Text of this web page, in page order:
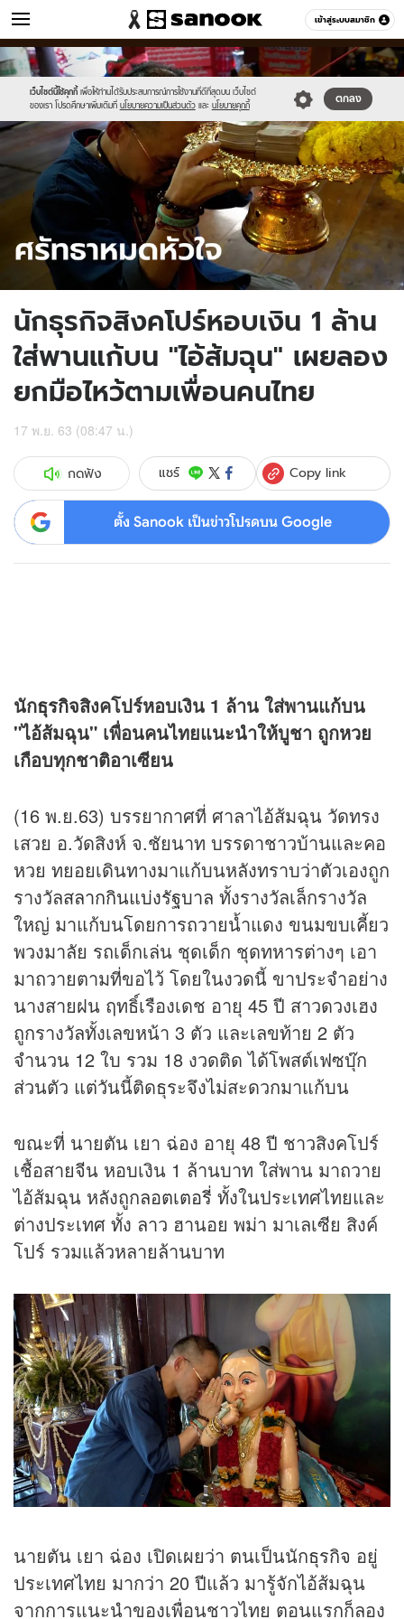
เข้าสู่ระบบสมาชิก
ข่าว หมวดอื่นๆ
เว็บไซต์นี้ใช้คุกกี้ เพื่อให้ท่านได้รับประสบการณ์การใช้งานที่ดีที่สุดบน เว็บไซต์
ของเรา โปรดศึกษาเพิ่มเติมที่ นโยบายความเป็นส่วนตัว และ นโยบายคุกกี้
ตกลง
Sanook
//s.isanook.com/sr/0/images/logo-
new-
sanook.png
600
60
//s.isanook.com/ns/0/ud/1659/8298174/somchun.jpg
นักธุรกิจสิงคโปร์หอบเงิน 1 ล้าน
ใส่พานแก้บน "ไอ้ส้มฉุน" เผยลอง
ยกมือไหว้ตามเพื่อนคนไทย
17 พ.ย. 63 (08:47 น.)
กดฟัง แชร์ Copy link
ตั้ง Sanook เป็นข่าวโปรดบน Google
นักธุรกิจสิงคโปร์หอบเงิน 1 ล้าน ใส่พานแก้บน
"ไอ้ส้มฉุน" เพื่อนคนไทยแนะนำให้บูชา ถูกหวย
เกือบทุกชาติอาเซียน
(16 พ.ย.63) บรรยากาศที่ ศาลาไอ้ส้มฉุน วัดทรง
เสวย อ.วัดสิงห์ จ.ชัยนาท บรรดาชาวบ้านและคอ
หวย ทยอยเดินทางมาแก้บนหลังทราบว่าตัวเองถูก
รางวัลสลากกินแบ่งรัฐบาล ทั้งรางวัลเล็กรางวัล
ใหญ่ มาแก้บนโดยการถวายน้ำแดง ขนมขบเคี้ยว
พวงมาลัย รถเด็กเล่น ชุดเด็ก ชุดทหารต่างๆ เอา
มาถวายตามที่ขอไว้ โดยในงวดนี้ ขาประจำอย่าง
นางสายฝน ฤทธิ์เรืองเดช อายุ 45 ปี สาวดวงเฮง
ถูกรางวัลทั้งเลขหน้า 3 ตัว และเลขท้าย 2 ตัว
จำนวน 12 ใบ รวม 18 งวดติด ได้โพสต์เฟซบุ๊ก
ส่วนตัว แต่วันนี้ติดธุระจึงไม่สะดวกมาแก้บน
ขณะที่ นายตัน เยา ฉ่อง อายุ 48 ปี ชาวสิงคโปร์
เชื้อสายจีน หอบเงิน 1 ล้านบาท ใส่พาน มาถวาย
ไอ้ส้มฉุน หลังถูกลอตเตอรี่ ทั้งในประเทศไทยและ
ต่างประเทศ ทั้ง ลาว ฮานอย พม่า มาเลเซีย สิงค์
โปร์ รวมแล้วหลายล้านบาท
นายตัน เยา ฉ่อง เปิดเผยว่า ตนเป็นนักธุรกิจ อยู่
ประเทศไทย มากว่า 20 ปีแล้ว มารู้จักไอ้ส้มฉุน
จากการแนะนำของเพื่อนชาวไทย ตอนแรกก็ลอง